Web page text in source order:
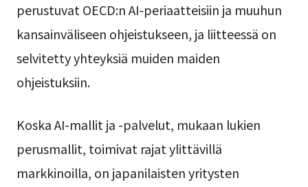
perustuvat OECD:n AI-periaatteisiin ja muuhun
kansainväliseen ohjeistukseen, ja liitteessä on
selvitetty yhteyksiä muiden maiden
ohjeistuksiin.
Koska AI-mallit ja -palvelut, mukaan lukien
perusmallit, toimivat rajat ylittävillä
markkinoilla, on japanilaisten yritysten